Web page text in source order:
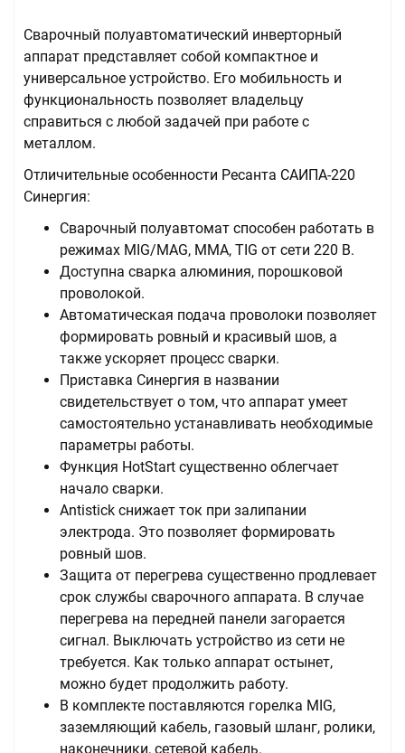
Сварочный полуавтоматический инверторный
аппарат представляет собой компактное и
универсальное устройство. Его мобильность и
функциональность позволяет владельцу
справиться с любой задачей при работе с
металлом.
Отличительные особенности Ресанта САИПА-220
Синергия:
Сварочный полуавтомат способен работать в
режимах MIG/MAG, MMA, TIG от сети 220 В.
Доступна сварка алюминия, порошковой
проволокой.
Автоматическая подача проволоки позволяет
формировать ровный и красивый шов, а
также ускоряет процесс сварки.
Приставка Синергия в названии
свидетельствует о том, что аппарат умеет
самостоятельно устанавливать необходимые
параметры работы.
Функция HotStart существенно облегчает
начало сварки.
Antistick снижает ток при залипании
электрода. Это позволяет формировать
ровный шов.
Защита от перегрева существенно продлевает
срок службы сварочного аппарата. В случае
перегрева на передней панели загорается
сигнал. Выключать устройство из сети не
требуется. Как только аппарат остынет,
можно будет продолжить работу.
В комплекте поставляются горелка MIG,
заземляющий кабель, газовый шланг, ролики,
наконечники, сетевой кабель.